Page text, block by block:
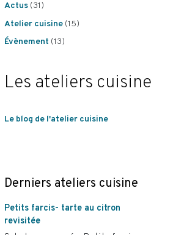
Actus(31)
Atelier cuisine(15)
Évènement (13)
Les ateliers cuisine
Le blog de l'atelier cuisine
Derniers ateliers cuisine
Petits farcis- tarte au citron
revisitée